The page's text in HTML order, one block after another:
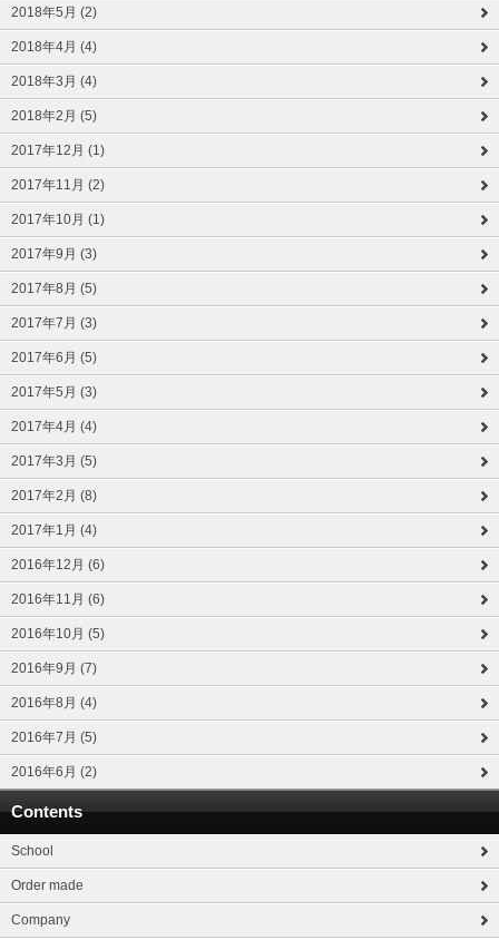
2018年5月 (2)
2018年4月 (4)
2018年3月 (4)
2018年2月 (5)
2017年12月 (1)
2017年11月 (2)
2017年10月 (1)
2017年9月 (3)
2017年8月 (5)
2017年7月 (3)
2017年6月 (5)
2017年5月 (3)
2017年4月 (4)
2017年3月 (5)
2017年2月 (8)
2017年1月 (4)
2016年12月 (6)
2016年11月 (6)
2016年10月 (5)
2016年9月 (7)
2016年8月 (4)
2016年7月 (5)
2016年6月 (2)
Contents
School
Order made
Company